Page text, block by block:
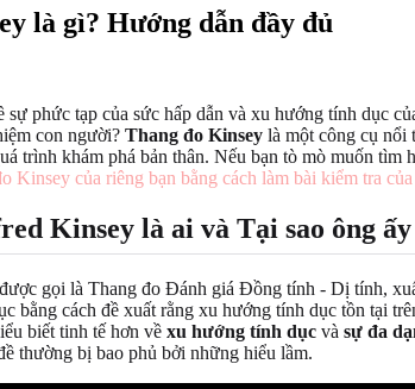
là gì? Hướng dẫn đầy đủ
phức tạp của sức hấp dẫn và xu hướng tính dục
con người? Thang đo Kinsey là một công cụ nổi
trình khám phá bản thân. Nếu bạn tò mò muốn
Kinsey của riêng bạn bằng cách làm bài kiểm tra
Kinsey là ai và Tại sao ông
gọi là Thang đo Đánh giá Đồng tính - Dị tính,
bằng cách đề xuất rằng xu hướng tính dục tồn tại
biết tinh tế hơn về xu hướng tính dục và sự đa
thường bị bao phủ bởi những hiểu lầm.